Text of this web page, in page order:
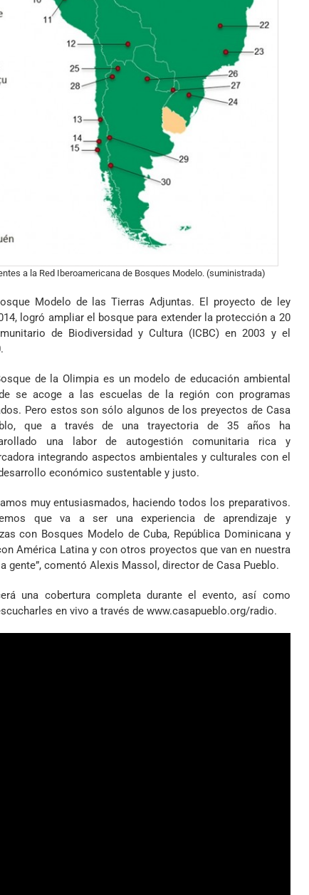
a la Red Iberoamericana de Bosques Modelo. (suministrada)
Modelo de las Tierras Adjuntas. El proyecto de ley
logró ampliar el bosque para extender la protección a 20
de Biodiversidad y Cultura (ICBC) en 2003 y el
de la Olimpia es un modelo de educación ambiental
se acoge a las escuelas de la región con programas
Pero estos son sólo algunos de los preyectos de Casa
que a través de una trayectoria de 35 años ha
una labor de autogestión comunitaria rica y
integrando aspectos ambientales y culturales con el
económico sustentable y justo.
muy entusiasmados, haciendo todos los preparativos.
que va a ser una experiencia de aprendizaje y
con Bosques Modelo de Cuba, República Dominicana y
América Latina y con otros proyectos que van en nuestra
comentó Alexis Massol, director de Casa Pueblo.
una cobertura completa durante el evento, así como
en vivo a través de www.casapueblo.org/radio.